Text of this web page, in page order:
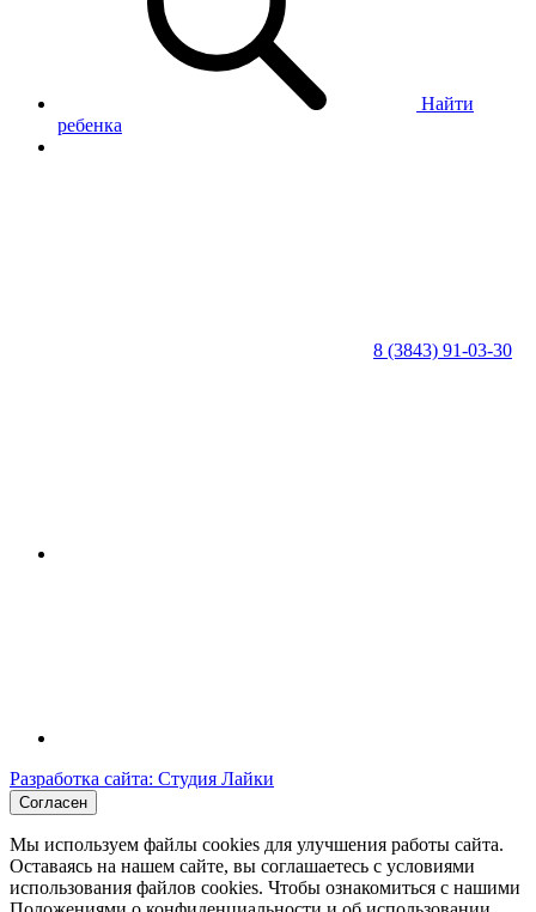
Найти
ребенка
8 (3843) 91-03-30
Разработка сайта: Студия Лайки
Согласен
Мы используем файлы cookies для улучшения работы сайта.
Оставаясь на нашем сайте, вы соглашаетесь с условиями
использования файлов cookies. Чтобы ознакомиться с нашими